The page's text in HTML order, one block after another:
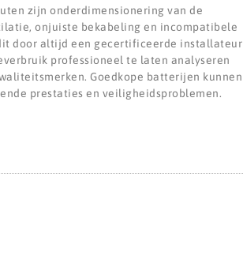
zijn onderdimensionering van de
onjuiste bekabeling en incompatibele
door altijd een gecertificeerde installateur
professioneel te laten analyseren
Goedkope batterijen kunnen
prestaties en veiligheidsproblemen.